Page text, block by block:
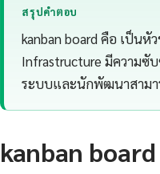
สรุปคำตอบ
kanban board คือ เป็นหั
Infrastructure มีความซั
ระบบและนักพัฒนาสามา
kanban